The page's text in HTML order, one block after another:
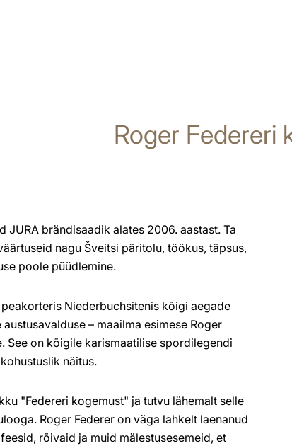
Roger Federeri
JURA brändisaadik alates 2006. aastast. Ta
nagu Šveitsi päritolu, töökus, täpsus,
poole püüdlemine.
Niederbuchsitenis kõigi aegade
– maailma esimese Roger
See on kõigile karismaatilise spordilegendi
näitus.
"Federeri kogemust" ja tutvu lähemalt selle
Roger Federer on väga lahkelt laenanud
rõivaid ja muid mälestusesemeid, et